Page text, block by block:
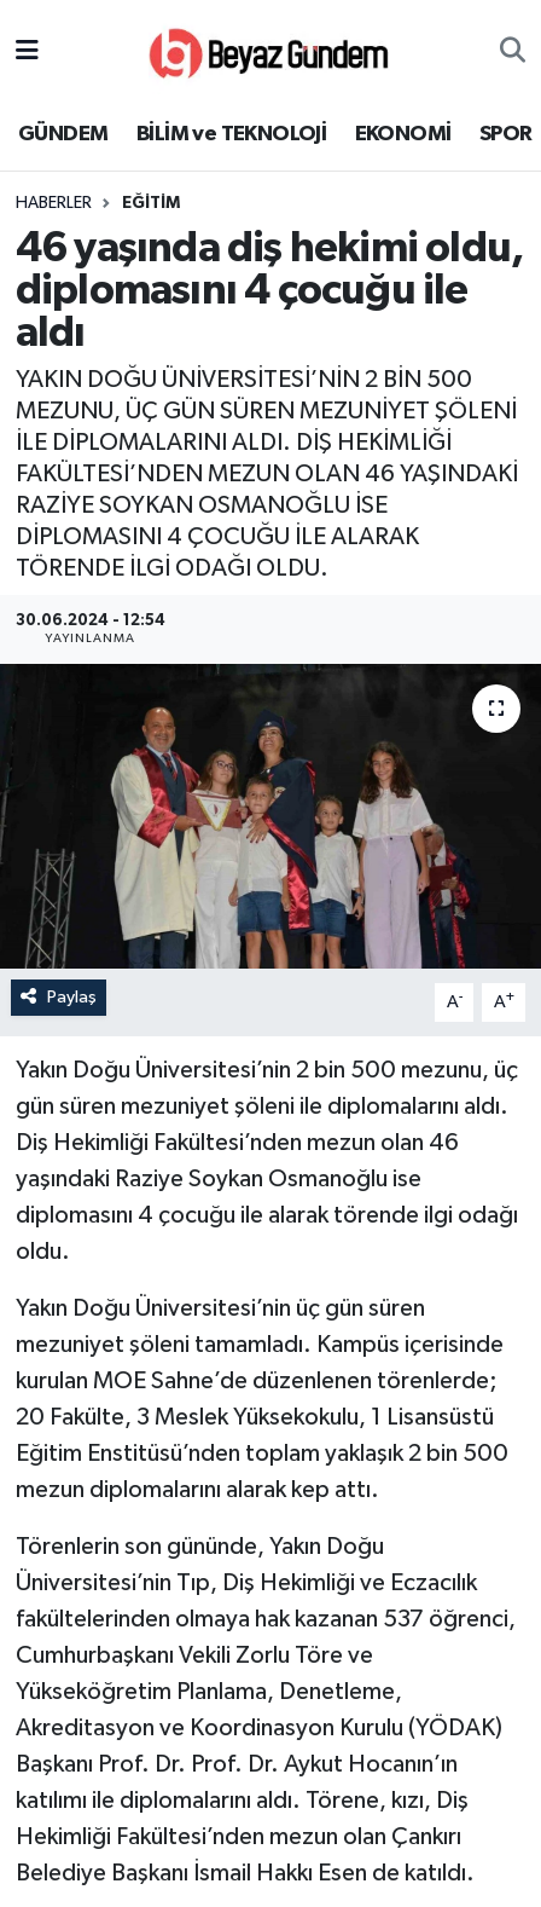
GÜNDEM BİLİM ve TEKNOLOJİ EKONOMİ SPOR
HABERLER EĞİTİM
46 yaşında diş hekimi oldu,
diplomasını 4 çocuğu ile
aldı
YAKIN DOĞU ÜNİVERSİTESİ’NİN 2 BİN 500
MEZUNU, ÜÇ GÜN SÜREN MEZUNİYET ŞÖLENİ
İLE DİPLOMALARINI ALDI. DİŞ HEKİMLİĞİ
FAKÜLTESİ’NDEN MEZUN OLAN 46 YAŞINDAKİ
RAZİYE SOYKAN OSMANOĞLU İSE
DİPLOMASINI 4 ÇOCUĞU İLE ALARAK
TÖRENDE İLGİ ODAĞI OLDU.
30.06.2024 - 12:54
YAYINLANMA
Paylaş A- A+
Yakın Doğu Üniversitesi’nin 2 bin 500 mezunu, üç
gün süren mezuniyet şöleni ile diplomalarını aldı.
Diş Hekimliği Fakültesi’nden mezun olan 46
yaşındaki Raziye Soykan Osmanoğlu ise
diplomasını 4 çocuğu ile alarak törende ilgi odağı
oldu.
Yakın Doğu Üniversitesi’nin üç gün süren
mezuniyet şöleni tamamladı. Kampüs içerisinde
kurulan MOE Sahne’de düzenlenen törenlerde;
20 Fakülte, 3 Meslek Yüksekokulu, 1 Lisansüstü
Eğitim Enstitüsü’nden toplam yaklaşık 2 bin 500
mezun diplomalarını alarak kep attı.
Törenlerin son gününde, Yakın Doğu
Üniversitesi’nin Tıp, Diş Hekimliği ve Eczacılık
fakültelerinden olmaya hak kazanan 537 öğrenci,
Cumhurbaşkanı Vekili Zorlu Töre ve
Yükseköğretim Planlama, Denetleme,
Akreditasyon ve Koordinasyon Kurulu (YÖDAK)
Başkanı Prof. Dr. Prof. Dr. Aykut Hocanın’ın
katılımı ile diplomalarını aldı. Törene, kızı, Diş
Hekimliği Fakültesi’nden mezun olan Çankırı
Belediye Başkanı İsmail Hakkı Esen de katıldı.
EKONOMİ
SPOR
SAĞLIK
EĞİTİM
KÜLTÜR SANAT
MAGAZİN
Süper Lig Puan Durumu ve Fikstür
Tüm Manşetler
Son Dakika Haberleri
Haber Arşivi